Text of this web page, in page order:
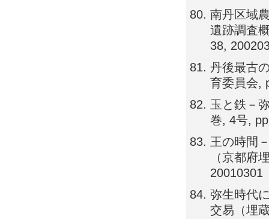
南丹区域
遺跡調査
38,
丹後最古
育委員会,
玉と鉄－
巻, 4号,
王の時間
（京都府
20010301
弥生時代
交易（埋